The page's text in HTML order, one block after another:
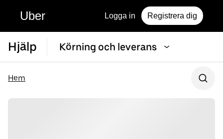
Uber Logga in Registrera dig
Hjälp Körning och leverans
Hem